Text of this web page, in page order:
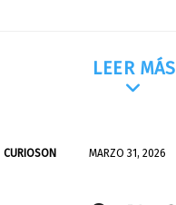
LEER MÁS
CURIOSON MARZO 31, 2026